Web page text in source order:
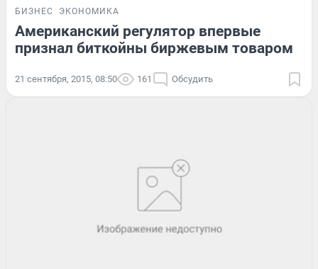
БИЗНЕС ЭКОНОМИКА
Американский регулятор впервые
признал биткойны биржевым товаром
21 сентября, 2015, 08:50 161 Обсудить